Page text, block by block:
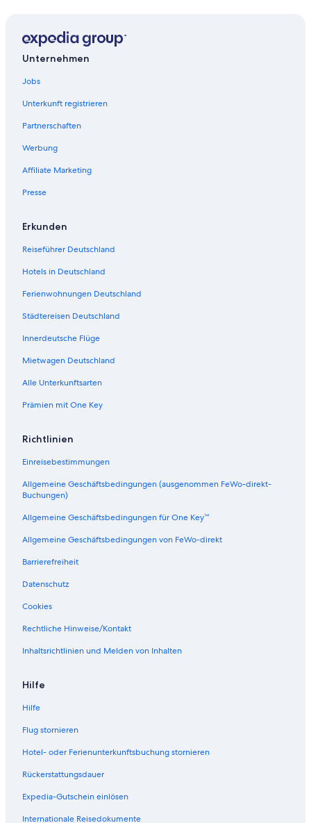
Unternehmen
Jobs
Unterkunft registrieren
Partnerschaften
Werbung
Affiliate Marketing
Presse
Erkunden
Reiseführer Deutschland
Hotels in Deutschland
Ferienwohnungen Deutschland
Städtereisen Deutschland
Innerdeutsche Flüge
Mietwagen Deutschland
Alle Unterkunftsarten
Prämien mit One Key
Richtlinien
Einreisebestimmungen
Allgemeine Geschäftsbedingungen (ausgenommen FeWo-direkt-
Buchungen)
Allgemeine Geschäftsbedingungen für One Key™
Allgemeine Geschäftsbedingungen von FeWo-direkt
Barrierefreiheit
Datenschutz
Cookies
Rechtliche Hinweise/Kontakt
Inhaltsrichtlinien und Melden von Inhalten
Hilfe
Hilfe
Flug stornieren
Hotel- oder Ferienunterkunftsbuchung stornieren
Rückerstattungsdauer
Expedia-Gutschein einlösen
Internationale Reisedokumente